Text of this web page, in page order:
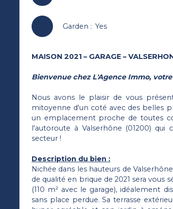
Garden : Yes
MAISON 2021 – GARAGE –
Bienvenue chez L'Agence Immo,
Nous avons le plaisir de vous
mitoyenne d'un coté avec des belles
un emplacement proche de toutes
l'autoroute à Valserhône (01200)
secteur !
Description du bien :
Nichée dans les hauteurs de
de qualité en brique de 2021 sera vous
(110 m² avec le garage), idéalement
sans place perdue. Sa terrasse